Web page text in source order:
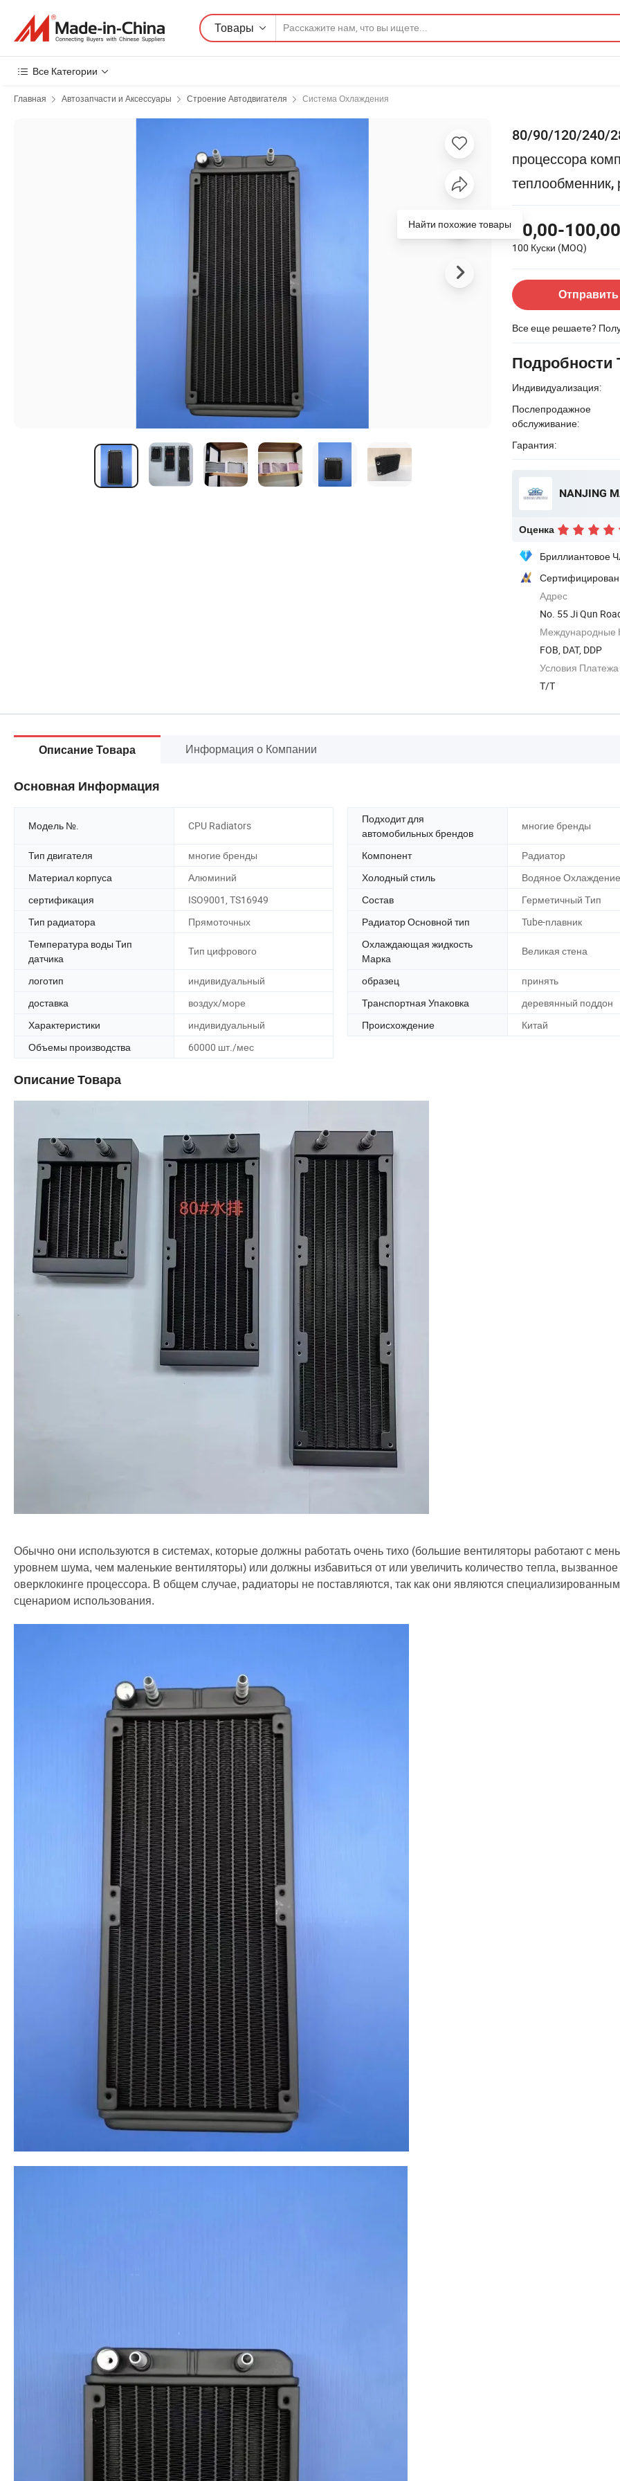
Товары
Все Категории
Главная Автозапчасти и Аксессуары Строение Автодвигателя Система Охлаждения
80/90/120/240/
процессора
теплообменник,
10,00-
100 Куски (MOQ)
Все еще решаете?
Подробности
Индивидуализация:
Послепродажное
обслуживание:
Гарантия:
NANJING
Оценка
Бриллиантовое
Адрес
No. 55 Ji Qun
Jiangsu, China
Международные
FOB, DAT, DDP
Условия Платежа
T/T
Найти похожие товары
Описание Товара Информация о Компании
Основная Информация
Модель №. CPU Radiators
Подходит для
автомобильных брендов
многие бренды
Тип двигателя многие бренды Компонент
Радиатор
Материал корпуса
Алюминий Холодный стиль
Водяное Охлаждение
сертификация
ISO9001, TS16949 Состав
Герметичный Тип
Тип радиатора
Прямоточных Радиатор Основной тип
Tube-плавник
Температура воды Тип
датчика
Тип цифрового
Охлаждающая жидкость
Марка
Великая стена
логотип индивидуальный образец
принять
доставка
воздух/море Транспортная Упаковка
деревянный поддон
Характеристики
индивидуальный Происхождение
Китай
Объемы производства
60000 шт./мес
Описание Товара
Обычно они используются в системах, которые должны работать очень тихо (большие вентиляторы работают с
уровнем шума, чем маленькие вентиляторы) или должны избавиться от или увеличить количество тепла, вызванное
оверклокинге процессора. В общем случае, радиаторы не поставляются, так как они являются специализированным
сценариом использования.